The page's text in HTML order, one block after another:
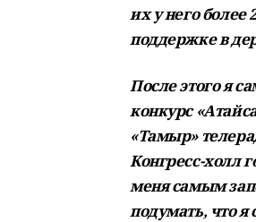
их у него
поддержке в
После этого я
конкурс
«Тамыр»
Конгресс-холл
меня самым
подумать, что я